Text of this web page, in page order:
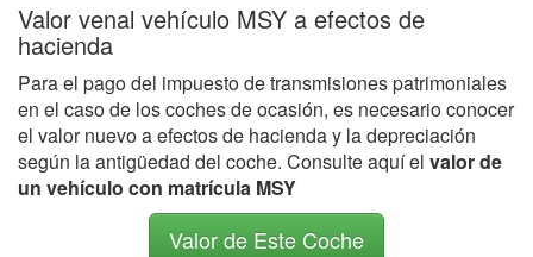
Valor venal vehículo MSY a efectos de
hacienda
Para el pago del impuesto de transmisiones patrimoniales
en el caso de los coches de ocasión, es necesario conocer
el valor nuevo a efectos de hacienda y la depreciación
según la antigüedad del coche. Consulte aquí el valor de
un vehículo con matrícula MSY
Valor de Este Coche